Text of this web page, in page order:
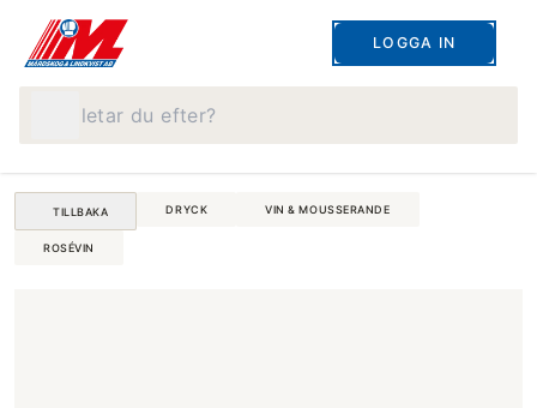
LOGGA IN
TILLBAKA DRYCK VIN & MOUSSERANDE
ROSÉVIN